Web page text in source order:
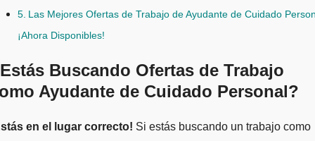
Las Mejores Ofertas de Trabajo de Ayudante de Cuidado
¡Ahora Disponibles!
Buscando Ofertas de Trabajo
Ayudante de Cuidado Personal?
en el lugar correcto! Si estás buscando un trabajo como